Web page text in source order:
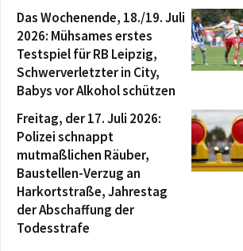
Das Wochenende, 18./19. Juli
2026: Mühsames erstes
Testspiel für RB Leipzig,
Schwerverletzter in City,
Babys vor Alkohol schützen
Freitag, der 17. Juli 2026:
Polizei schnappt
mutmaßlichen Räuber,
Baustellen-Verzug an
Harkortstraße, Jahrestag
der Abschaffung der
Todesstrafe